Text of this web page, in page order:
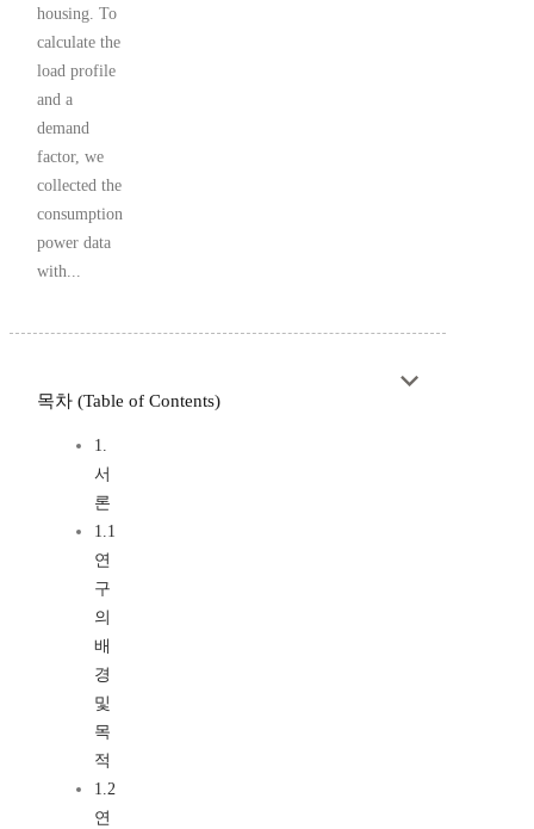
housing. To
calculate the
load profile
and a
demand
factor, we
collected the
consumption
power data
with...
목차 (Table of Contents)
1.
서
론
1.1
연
구
의
배
경
및
목
적
1.2
연